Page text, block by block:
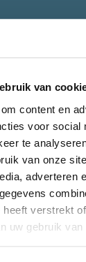
van
content en
voor social
te
van onze
adverteren
verstrekt
uw gebruik